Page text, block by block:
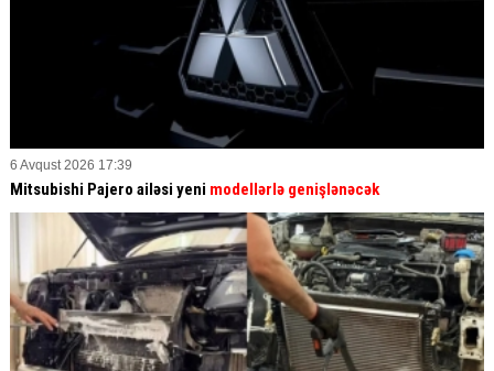
6 Avqust 2026 17:39
Mitsubishi Pajero ailəsi yeni modellərlə genişlənəcək